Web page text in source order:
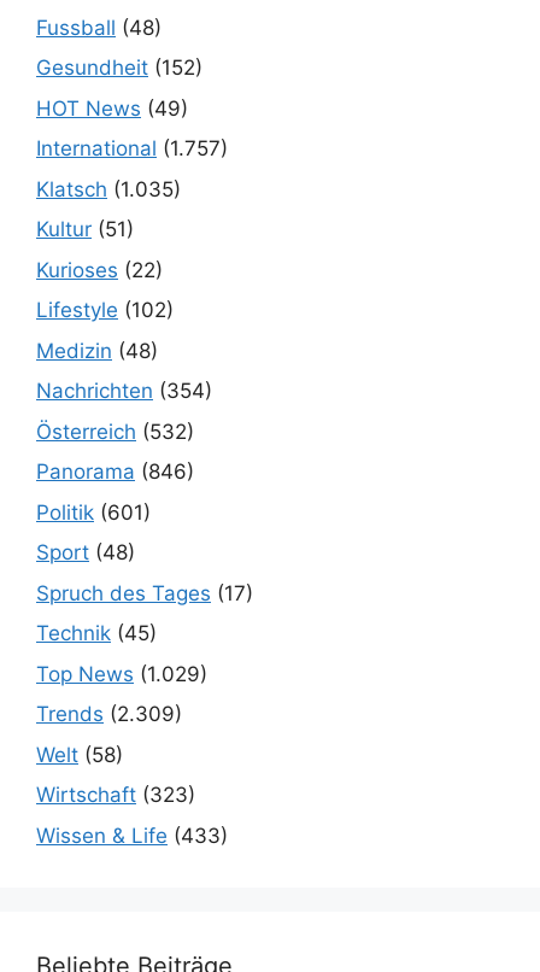
Fussball (48)
Gesundheit (152)
HOT News (49)
International (1.757)
Klatsch (1.035)
Kultur (51)
Kurioses (22)
Lifestyle (102)
Medizin (48)
Nachrichten (354)
Österreich (532)
Panorama (846)
Politik (601)
Sport (48)
Spruch des Tages (17)
Technik (45)
Top News (1.029)
Trends (2.309)
Welt (58)
Wirtschaft (323)
Wissen & Life (433)
Beliebte Beiträge